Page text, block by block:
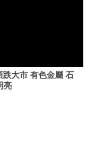
跌大市 有色金屬 石
亮